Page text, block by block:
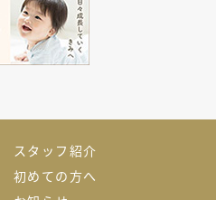
スタッフ紹介
初めての方へ